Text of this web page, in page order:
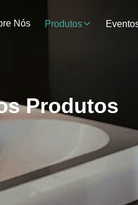
Nós Produtos
Produtos